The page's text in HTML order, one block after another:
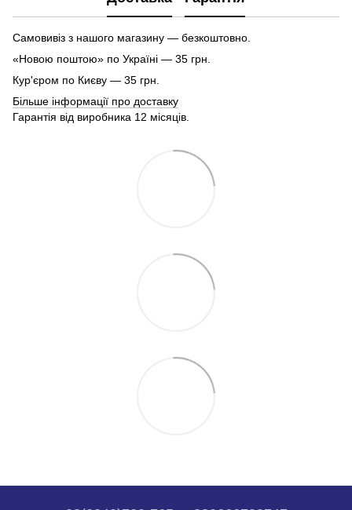
Самовивіз з нашого магазину — безкоштовно.
«Новою поштою» по Україні — 35 грн.
Кур'єром по Києву — 35 грн.
Більше інформації про доставку
Гарантія від виробника 12 місяців.